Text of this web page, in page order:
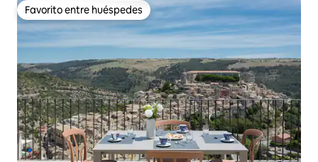
Favorito entre huéspedes
Favorito entre huéspedes